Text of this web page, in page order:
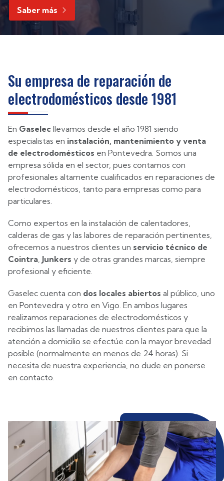
Saber más
Saber más
Saber más
Ver más
Saber más
Su empresa de reparación de
electrodomésticos desde 1981
En Gaselec llevamos desde el año 1981 siendo
especialistas en instalación, mantenimiento y venta
de electrodomésticos en Pontevedra. Somos una
empresa sólida en el sector, pues contamos con
profesionales altamente cualificados en reparaciones de
electrodomésticos, tanto para empresas como para
particulares.
Como expertos en la instalación de calentadores,
calderas de gas y las labores de reparación pertinentes,
ofrecemos a nuestros clientes un servicio técnico de
Cointra, Junkers y de otras grandes marcas, siempre
profesional y eficiente.
Gaselec cuenta con dos locales abiertos al público, uno
en Pontevedra y otro en Vigo. En ambos lugares
realizamos reparaciones de electrodomésticos y
recibimos las llamadas de nuestros clientes para que la
atención a domicilio se efectúe con la mayor brevedad
posible (normalmente en menos de 24 horas). Si
necesita de nuestra experiencia, no dude en ponerse
en contacto.